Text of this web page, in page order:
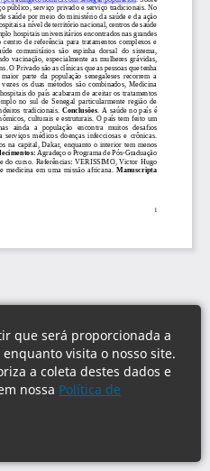
que será proporcionada a
visita o nosso site.
a coleta destes dados e
nossa Política de